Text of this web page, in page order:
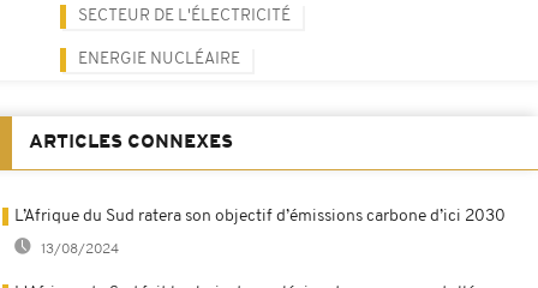
SECTEUR DE L'ÉLECTRICITÉ
ENERGIE NUCLÉAIRE
ARTICLES CONNEXES
L’Afrique du Sud ratera son objectif d’émissions carbone d’ici 2030
13/08/2024